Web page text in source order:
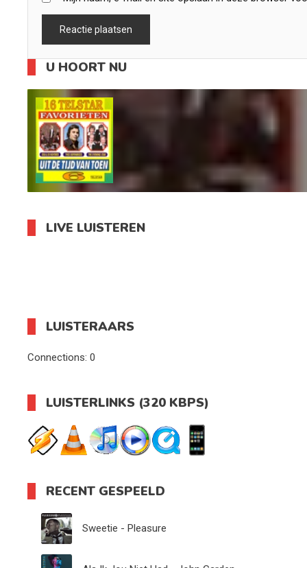
U HOORT NU
LIVE LUISTEREN
LUISTERAARS
Connections: 0
LUISTERLINKS (320 KBPS)
RECENT GESPEELD
Sweetie - Pleasure